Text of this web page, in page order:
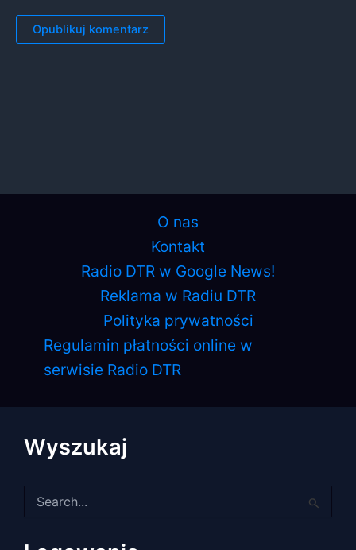
O nas
Kontakt
Radio DTR w Google News!
Reklama w Radiu DTR
Polityka prywatności
Regulamin płatności online w
serwisie Radio DTR
Wyszukaj
dla: